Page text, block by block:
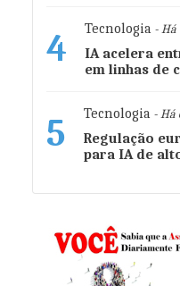
4 Tecnologia - Há
IA acelera
em linhas de
5 Tecnologia - Há
Regulação
para IA de